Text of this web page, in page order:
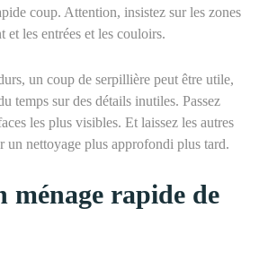
coup. Attention, insistez sur les zones
et les entrées et les couloirs.
un coup de serpillière peut être utile,
temps sur des détails inutiles. Passez
les plus visibles. Et laissez les autres
un nettoyage plus approfondi plus tard.
ménage rapide de